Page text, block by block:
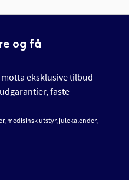
og få
eksklusive tilbud
faste
medisinsk utstyr, julekalender,